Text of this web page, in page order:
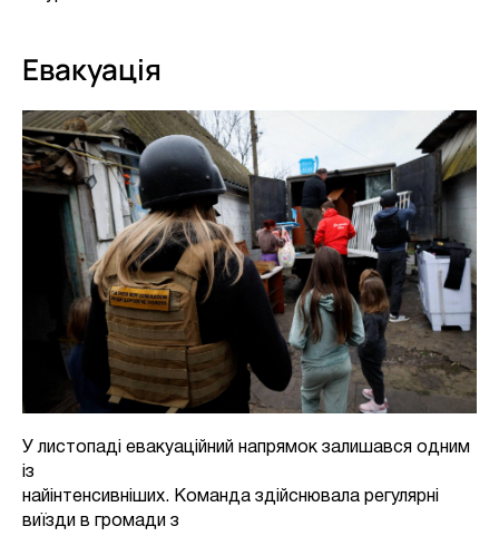
Евакуація
У листопаді евакуаційний напрямок залишався одним
із
найінтенсивніших. Команда здійснювала регулярні
виїзди в громади з